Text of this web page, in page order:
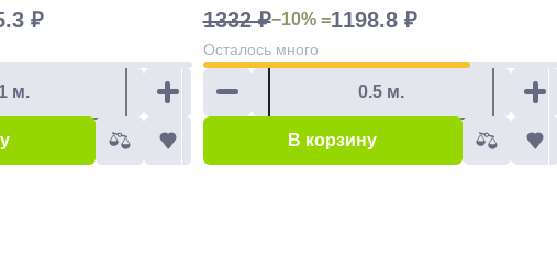
₽ 1332 ₽−10% =1198.8 ₽
Осталось много
В корзину